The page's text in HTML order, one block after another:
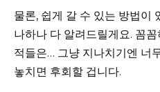
물론, 쉽게 갈 수 있는 방법이
나하나 다 알려드릴게요. 꼼
적들은… 그냥 지나치기엔 너
놓치면 후회할 겁니다.